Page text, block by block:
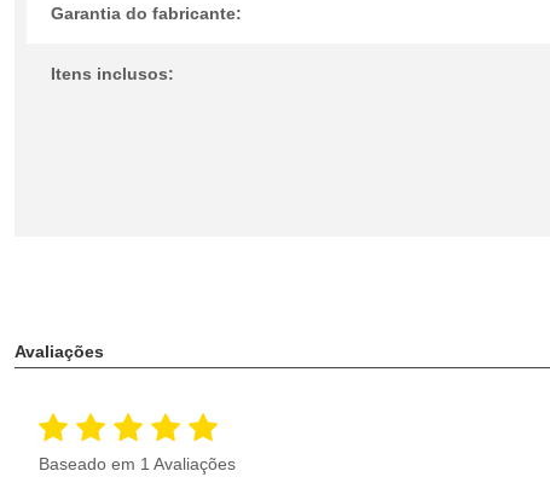
Garantia do fabricante:
Itens inclusos:
Avaliações
Baseado em 1 Avaliações